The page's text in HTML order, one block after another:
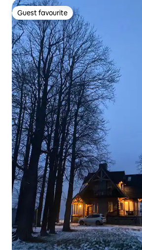
Guest favourite
Guest favourite